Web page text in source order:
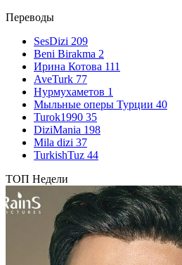
Переводы
SesDizi 209
Beni Birakma 2
Ирина Котова 111
AveTurk 77
Нурмухаметов 1
Мыльные оперы Турции 40
Turok1990 35
DiziMania 198
Mila dizi 37
TurkishTuz 44
ТОП Недели